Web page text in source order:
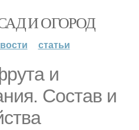
И ОГОРОД
статьи
и
Состав и